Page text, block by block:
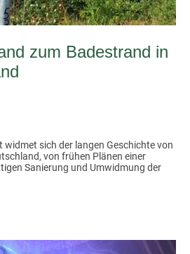
zum Badestrand in
sich der langen Geschichte von
von frühen Plänen einer
Sanierung und Umwidmung der